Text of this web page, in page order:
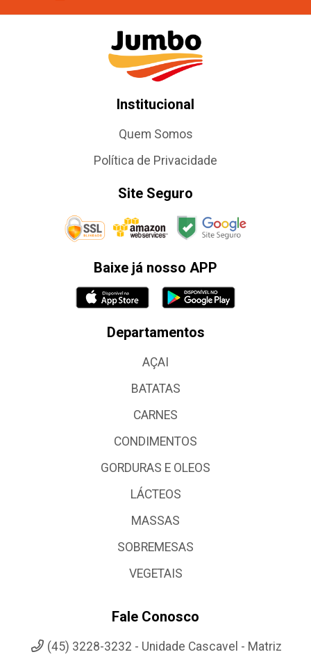
Institucional
Quem Somos
Política de Privacidade
Site Seguro
Baixe já nosso APP
Departamentos
AÇAI
BATATAS
CARNES
CONDIMENTOS
GORDURAS E OLEOS
LÁCTEOS
MASSAS
SOBREMESAS
VEGETAIS
Fale Conosco
(45) 3228-3232 - Unidade Cascavel - Matriz